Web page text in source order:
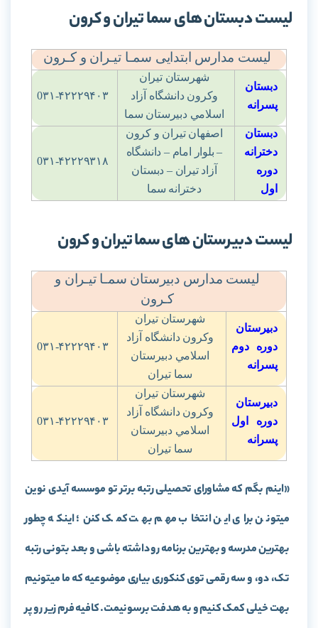
لیست دبستان های سما تیران و کرون
لیست مدارس ابتدایی سمـا تیـران و کـرون
دبستان
پسرانه
شهرستان تيران
وکرون دانشگاه آزاد
اسلامي دبيرستان سما
0۳۱-۴۲۲۲۹۴۰۳
دبستان
دخترانه
دوره
اول
اصفهان تيران و کرون
– بلوار امام – دانشگاه
آزاد تيران – دبستان
دخترانه سما
0۳۱-۴۲۲۲۹۳۱۸
لیست دبیرستان های سما تیران و کرون
لیست مدارس دبیرستان سمـا تیـران و
کـرون
دبیرستان
دوره دوم
پسرانه
شهرستان تيران
وکرون دانشگاه آزاد
اسلامي دبيرستان
سما تيران
0۳۱-۴۲۲۲۹۴۰۳
دبیرستان
دوره اول
پسرانه
شهرستان تيران
وکرون دانشگاه آزاد
اسلامي دبيرستان
سما تيران
0۳۱-۴۲۲۲۹۴۰۳
«اینم بگم که مشاورای تحصیلی رتبه برتر تو موسسه آیدی نوین
میتونن برای این انتخاب مهم بهت کمک کنن؛ اینکه چطور
بهترین مدرسه و بهترین برنامه رو داشته باشی و بعد بتونی رتبه
تک، دو، و سه رقمی توی کنکوری بیاری موضوعیه که ما میتونیم
بهت خیلی کمک کنیم و به هدفت برسونیمت. کافیه فرم زیر رو پر